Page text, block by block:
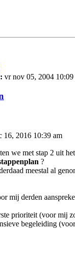
vr nov 05, 2004 10:09
16, 2016 10:39 am
we met stap 2 uit
?
meestal al
mij derden
prioriteit (voor mij
begeleiding